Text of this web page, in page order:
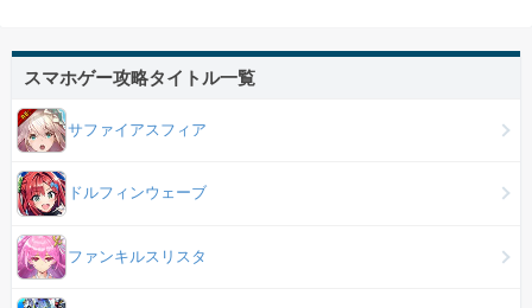
スマホゲー攻略タイトル一覧
サファイアスフィア
ドルフィンウェーブ
ファンキルスリスタ